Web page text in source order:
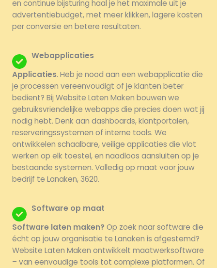
en continue bijsturing haal je het maximale uit je
advertentiebudget, met meer klikken, lagere kosten
per conversie en betere resultaten.
Webapplicaties
Applicaties. Heb je nood aan een webapplicatie die
je processen vereenvoudigt of je klanten beter
bedient? Bij Website Laten Maken bouwen we
gebruiksvriendelijke webapps die precies doen wat jij
nodig hebt. Denk aan dashboards, klantportalen,
reserveringssystemen of interne tools. We
ontwikkelen schaalbare, veilige applicaties die vlot
werken op elk toestel, en naadloos aansluiten op je
bestaande systemen. Volledig op maat voor jouw
bedrijf te Lanaken, 3620.
Software op maat
Software laten maken? Op zoek naar software die
écht op jouw organisatie te Lanaken is afgestemd?
Website Laten Maken ontwikkelt maatwerksoftware
– van eenvoudige tools tot complexe platformen. Of